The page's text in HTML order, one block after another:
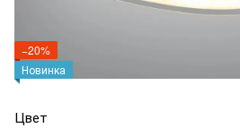
−20%
Новинка
Цвет